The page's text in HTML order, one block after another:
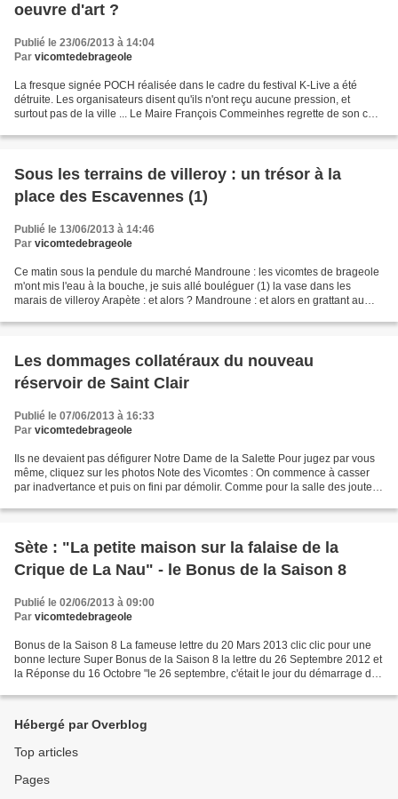
oeuvre d'art ?
Publié le 23/06/2013 à 14:04
Par vicomtedebrageole
La fresque signée POCH réalisée dans le cadre du festival K-Live a été
détruite. Les organisateurs disent qu'ils n'ont reçu aucune pression, et
surtout pas de la ville ... Le Maire François Commeinhes regrette de son coté
Sous les terrains de villeroy : un trésor à la
place des Escavennes (1)
Publié le 13/06/2013 à 14:46
Par vicomtedebrageole
Ce matin sous la pendule du marché Mandroune : les vicomtes de brageole
m'ont mis l'eau à la bouche, je suis allé bouléguer (1) la vase dans les
marais de villeroy Arapète : et alors ? Mandroune : et alors en grattant au
Les dommages collatéraux du nouveau
réservoir de Saint Clair
Publié le 07/06/2013 à 16:33
Par vicomtedebrageole
Ils ne devaient pas défigurer Notre Dame de la Salette Pour jugez par vous
même, cliquez sur les photos Note des Vicomtes : On commence à casser
par inadvertance et puis on fini par démolir. Comme pour la salle des joutes
Sète : "La petite maison sur la falaise de la
Crique de La Nau" - le Bonus de la Saison 8
Publié le 02/06/2013 à 09:00
Par vicomtedebrageole
Bonus de la Saison 8 La fameuse lettre du 20 Mars 2013 clic clic pour une
bonne lecture Super Bonus de la Saison 8 la lettre du 26 Septembre 2012 et
la Réponse du 16 Octobre "le 26 septembre, c'était le jour du démarrage des
Hébergé par Overblog
Top articles
Pages